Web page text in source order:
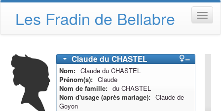
Les Fradin de Bellabre
Claudedu CHASTEL –
Nom Claudedu CHASTEL
Prénom(s)
Claude
Nom de famille
du CHASTEL
Nom d'usage (après mariage)
Claude de
Goyon